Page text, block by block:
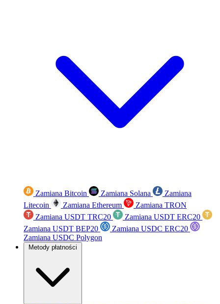
Zamiana Bitcoin Zamiana Solana
Zamiana
Litecoin
Zamiana Ethereum
Zamiana TRON
Zamiana USDT TRC20
Zamiana USDT ERC20
Zamiana USDT BEP20
Zamiana USDC ERC20
Zamiana USDC Polygon
Metody płatności